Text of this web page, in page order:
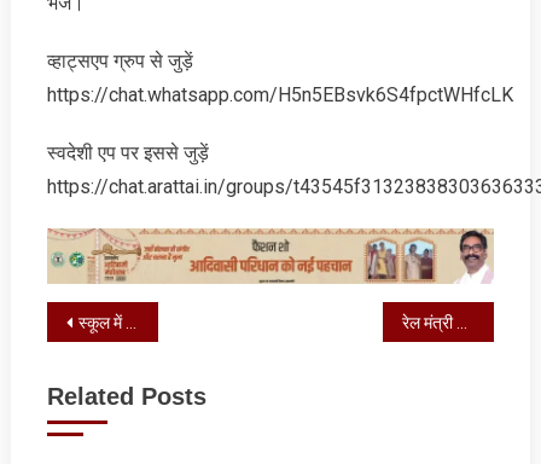
व्‍हाट्सएप ग्रुप से जुड़ें
https://chat.whatsapp.com/H5n5EBsvk6S4fpctWHfcLK
स्‍वदेशी एप पर इससे जुड़ें
https://chat.arattai.in/groups/
Post
स्‍कूल में पुलिस ने चलाया नशा मुक्ति जागरुकता अभियान
Related Posts